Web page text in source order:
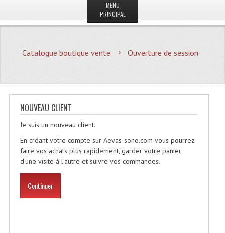
MENU
PRINCIPAL
MAGASIN
Promotions
Plan Acces, Horaires.
Location De Matériel
Le Matériel D´occasion
Catalogue boutique vente Ouverture de session
NOUVEAU CLIENT
Je suis un nouveau client.
En créant votre compte sur Aevas-sono.com vous pourrez
faire vos achats plus rapidement, garder votre panier
d'une visite à l'autre et suivre vos commandes.
Continuer